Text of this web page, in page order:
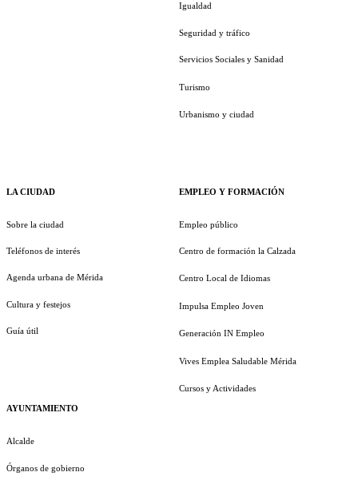
LA CIUDAD
Sobre la ciudad
Teléfonos de interés
Agenda urbana de Mérida
Cultura y festejos
Guía útil
AYUNTAMIENTO
Alcalde
Órganos de gobierno
Igualdad
Seguridad y tráfico
Servicios Sociales y Sanidad
Turismo
Urbanismo y ciudad
EMPLEO Y FORMACIÓN
Empleo público
Centro de formación la Calzada
Centro Local de Idiomas
Impulsa Empleo Joven
Generación IN Empleo
Vives Emplea Saludable Mérida
Cursos y Actividades